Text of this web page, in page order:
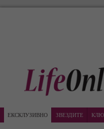
ЕКСКЛУЗИВНО ЗВЕЗДИТЕ